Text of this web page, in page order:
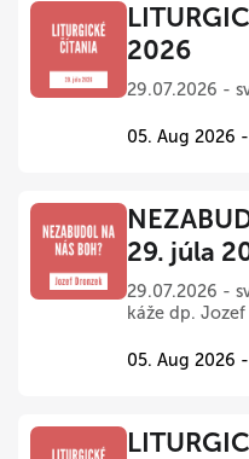
2026
29.07.2026 -
05. Aug 2026
29. júla
29.07.2026 -
káže dp.
05. Aug 2026